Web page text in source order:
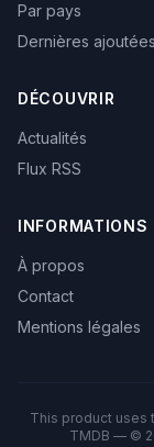
Par pays
Dernières ajoutées
DÉCOUVRIR
Actualités
Flux RSS
INFORMATIONS
À propos
Contact
Mentions légales
This product uses
TMDB — ©